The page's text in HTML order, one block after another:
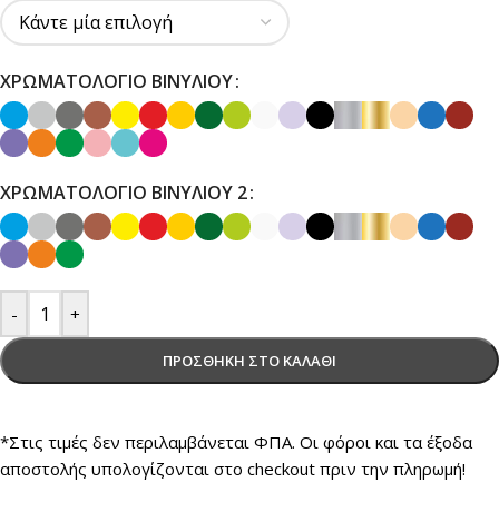
ΧΡΩΜΑΤΟΛΌΓΙΟ ΒΙΝΥΛΊΟΥ
ΧΡΩΜΑΤΟΛΌΓΙΟ ΒΙΝΥΛΊΟΥ 2
- +
ΠΡΟΣΘΉΚΗ ΣΤΟ ΚΑΛΆΘΙ
*Στις τιμές δεν περιλαμβάνεται ΦΠΑ. Οι φόροι και τα έξοδα
αποστολής υπολογίζονται στο checkout πριν την πληρωμή!